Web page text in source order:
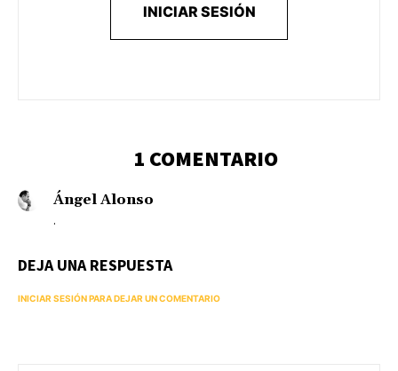
INICIAR SESIÓN
1 COMENTARIO
Ángel Alonso
.
DEJA UNA RESPUESTA
INICIAR SESIÓN PARA DEJAR UN COMENTARIO